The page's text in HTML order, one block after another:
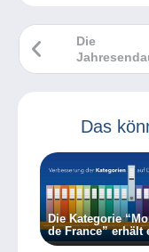
Die
von POST
Das
Die Kategorie
de France” erhält
neues Gesicht.